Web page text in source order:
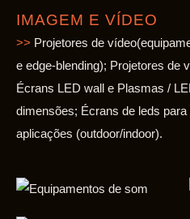
IMAGEM E VÍDEO
>> Projetores de
e edge-blending); Projetores de
Écrans LED wall e Plasmas /
dimensões; Écrans de leds
aplicações (outdoor/indoor).